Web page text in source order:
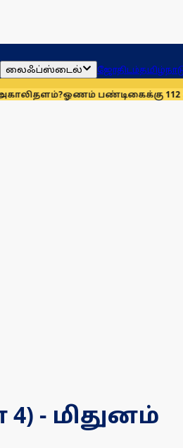
லைஃப்ஸ்டைல் ஜோதிடம்
ஓணம் பண்டிகைக்கு 112 சிறப்பு
- மிதுனம்